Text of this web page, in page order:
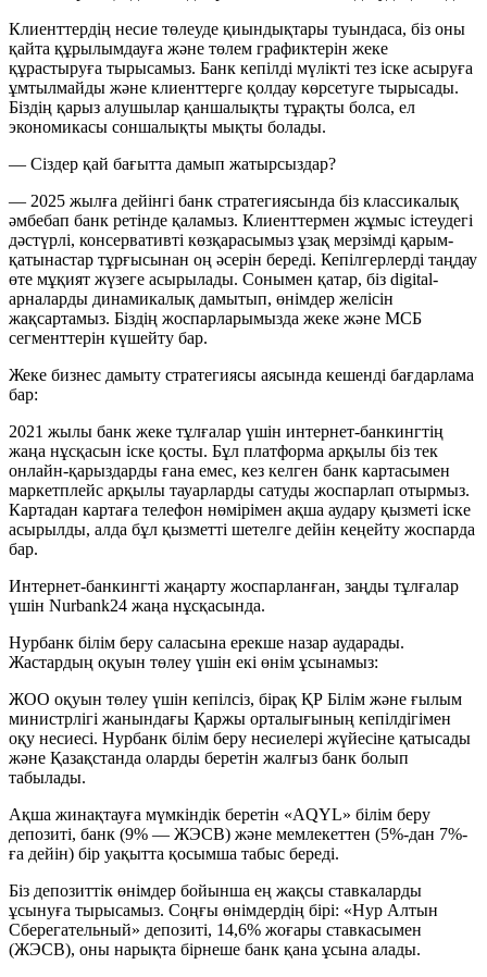
Клиенттердің несие төлеуде қиындықтары туындаса, біз оны
қайта құрылымдауға және төлем графиктерін жеке
құрастыруға тырысамыз. Банк кепілді мүлікті тез іске асыруға
ұмтылмайды және клиенттерге қолдау көрсетуге тырысады.
Біздің қарыз алушылар қаншалықты тұрақты болса, ел
экономикасы соншалықты мықты болады.
— Сіздер қай бағытта дамып жатырсыздар?
— 2025 жылға дейінгі банк стратегиясында біз классикалық
әмбебап банк ретінде қаламыз. Клиенттермен жұмыс істеудегі
дәстүрлі, консервативті көзқарасымыз ұзақ мерзімді қарым-
қатынастар тұрғысынан оң әсерін береді. Кепілгерлерді таңдау
өте мұқият жүзеге асырылады. Сонымен қатар, біз digital-
арналарды динамикалық дамытып, өнімдер желісін
жақсартамыз. Біздің жоспарларымызда жеке және МСБ
сегменттерін күшейту бар.
Жеке бизнес дамыту стратегиясы аясында кешенді бағдарлама
бар:
2021 жылы банк жеке тұлғалар үшін интернет-банкингтің
жаңа нұсқасын іске қосты. Бұл платформа арқылы біз тек
онлайн-қарыздарды ғана емес, кез келген банк картасымен
маркетплейс арқылы тауарларды сатуды жоспарлап отырмыз.
Картадан картаға телефон нөмірімен ақша аудару қызметі іске
асырылды, алда бұл қызметті шетелге дейін кеңейту жоспарда
бар.
Интернет-банкингті жаңарту жоспарланған, заңды тұлғалар
үшін Nurbank24 жаңа нұсқасында.
Нурбанк білім беру саласына ерекше назар аударады.
Жастардың оқуын төлеу үшін екі өнім ұсынамыз:
ЖОО оқуын төлеу үшін кепілсіз, бірақ ҚР Білім және ғылым
министрлігі жанындағы Қаржы орталығының кепілдігімен
оқу несиесі. Нурбанк білім беру несиелері жүйесіне қатысады
және Қазақстанда оларды беретін жалғыз банк болып
табылады.
Ақша жинақтауға мүмкіндік беретін «AQYL» білім беру
депозиті, банк (9% — ЖЭСВ) және мемлекеттен (5%-дан 7%-
ға дейін) бір уақытта қосымша табыс береді.
Біз депозиттік өнімдер бойынша ең жақсы ставкаларды
ұсынуға тырысамыз. Соңғы өнімдердің бірі: «Нур Алтын
Сберегательный» депозиті, 14,6% жоғары ставкасымен
(ЖЭСВ), оны нарықта бірнеше банк қана ұсына алады.